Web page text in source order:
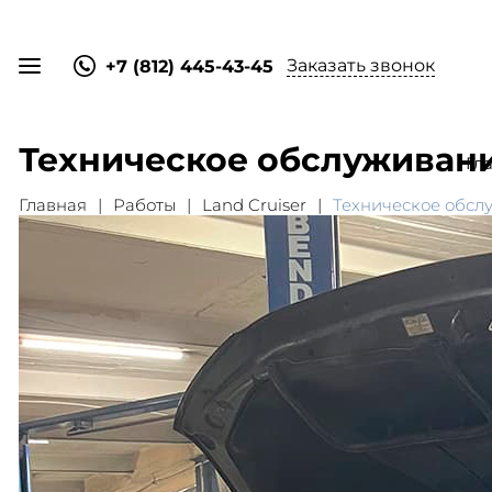
+7 (812) 445-43-45 Заказать звонок
Техническое
Главная Работы Land Cruiser Техническое